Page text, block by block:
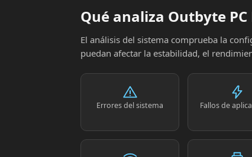
Qué analiza Outbyte PC
El análisis del sistema comprueba la
puedan afectar la estabilidad, el
Errores del sistema Fallos de